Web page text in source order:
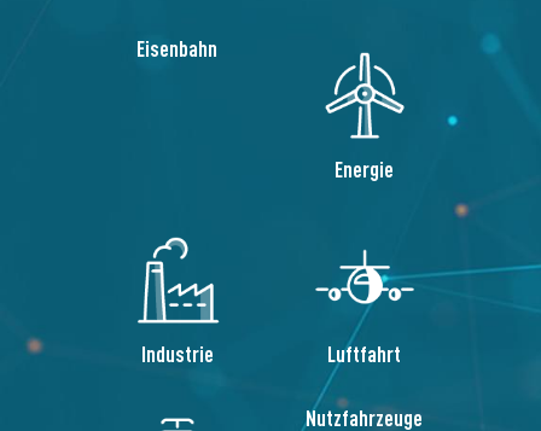
Eisenbahn
Energie
Industrie Luftfahrt
Nutzfahrzeuge